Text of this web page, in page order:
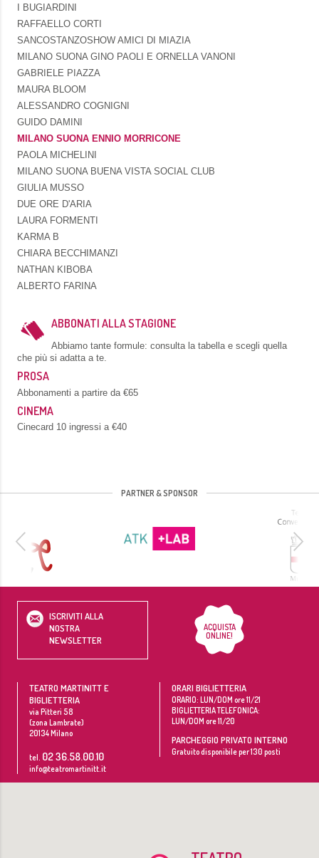
I BUGIARDINI
RAFFAELLO CORTI
SANCOSTANZOSHOW AMICI DI MIAZIA
MILANO SUONA GINO PAOLI E ORNELLA VANONI
GABRIELE PIAZZA
MAURA BLOOM
ALESSANDRO COGNIGNI
GUIDO DAMINI
MILANO SUONA ENNIO MORRICONE
PAOLA MICHELINI
MILANO SUONA BUENA VISTA SOCIAL CLUB
GIULIA MUSSO
DUE ORE D'ARIA
LAURA FORMENTI
KARMA B
CHIARA BECCHIMANZI
NATHAN KIBOBA
ALBERTO FARINA
ABBONATI ALLA STAGIONE
Abbiamo tante formule: consulta la tabella e scegli quella
che più si adatta a te.
PROSA
Abbonamenti a partire da €65
CINEMA
Cinecard 10 ingressi a €40
PARTNER & SPONSOR
ISCRIVITI ALLA
NOSTRA
NEWSLETTER
ACQUISTA
ONLINE!
TEATRO MARTINITT E
BIGLIETTERIA
via Pitteri 58
(zona Lambrate)
20134Milano
tel. 02 36.58.00.10
info@teatromartinitt.it
ORARI BIGLIETTERIA
ORARIO: LUN/DOM ore 11/21
BIGLIETTERIA TELEFONICA:
LUN/DOM ore 11/20
PARCHEGGIO PRIVATO INTERNO
Gratuito disponibile per 130 posti